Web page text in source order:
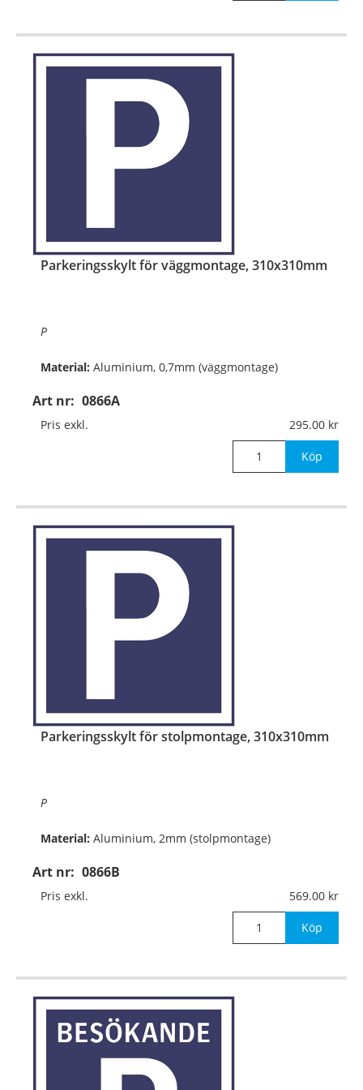
Parkeringsskylt för väggmontage, 310x310mm
Art nr: 0866A
P
Material: Aluminium, 0,7mm (väggmontage)
Mått:310x310mm
Pris exkl.
295.00
Köp
Parkeringsskylt för stolpmontage, 310x310mm
Art nr: 0866B
P
Material: Aluminium, 2mm (stolpmontage)
Mått:310x310mm
Pris exkl.
569.00
Köp